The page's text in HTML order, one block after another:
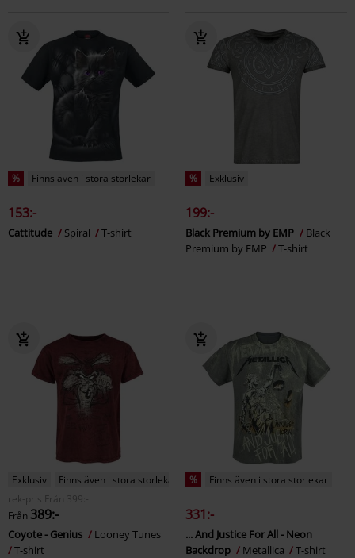
% Finns även i stora storlekar
153:-
Cattitude Spiral T-shirt
% Exklusiv
199:-
Black Premium by EMP
Black
Premium by EMP
T-shirt
Exklusiv
Finns även i stora storlekar
rek-pris
Från
399:-
Från 389:-
Coyote - Genius
Looney Tunes
T-shirt
% Finns även i stora storlekar
331:-
... And Justice For All - Neon
Backdrop
Metallica T-shirt